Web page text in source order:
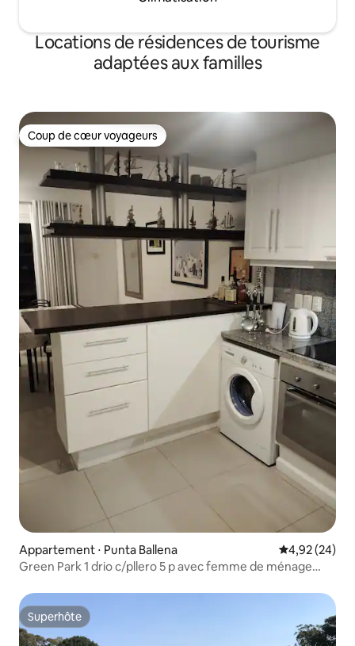
Locations de résidences de tourisme
adaptées aux familles
Coup de cœur voyageurs
Coup de cœur voyageurs
Appartement ⋅ Punta Ballena Évaluation
4,92 (24)
Green Park 1 drio c/pllero 5 p avec femme de ménage
Superhôte
Superhôte